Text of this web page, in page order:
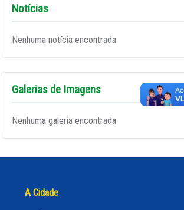
Notícias
Nenhuma notícia encontrada.
Galerias de Imagens
Nenhuma galeria encontrada.
A Cidade